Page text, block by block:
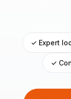
✓ Expert
✓